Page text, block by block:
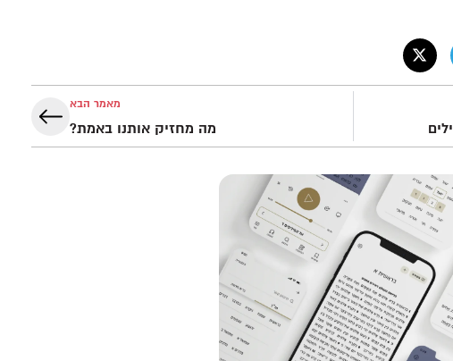
מאמר הבא
מה מחזיק אותנו באמת?